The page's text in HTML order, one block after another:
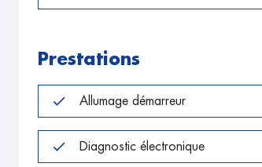
Prestations
Allumage démarreur
Diagnostic électronique